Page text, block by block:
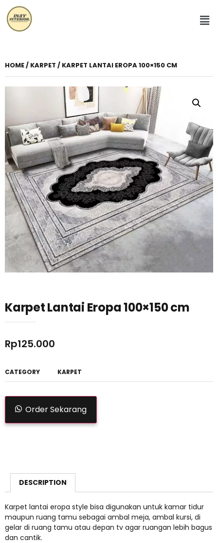
HOME/ KARPET / KARPET LANTAI EROPA 100×150 CM
Karpet Lantai Eropa 100×150 cm
Rp125.000
CATEGORY KARPET
Order Sekarang
DESCRIPTION
Karpet lantai eropa style bisa digunakan untuk kamar tidur
maupun ruang tamu sebagai ambal meja, ambal kursi, di
gelar di ruang tamu atau depan tv agar ruangan lebih bagus
dan cantik.